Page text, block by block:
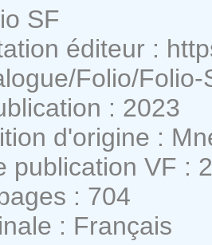
SF
éditeur :
Folio/
: 2023
d'origine :
publication VF :
: 704
: Français